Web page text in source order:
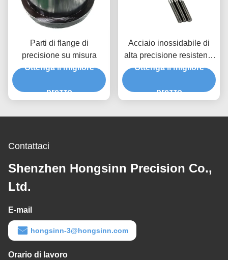
Parti di flange di
precisione su misura
Ottenga il migliore
prezzo
Acciaio inossidabile di
alta precisione resistente
alla corrosione
Ottenga il migliore
prezzo
Contattaci
Shenzhen Hongsinn Precision Co.,
Ltd.
E-mail
hongsinn-3@hongsinn.com
Orario di lavoro